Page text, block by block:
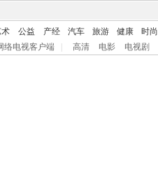
公益 产经 汽车 旅游 健康 时尚
络电视客户端 高清 电影 电视剧